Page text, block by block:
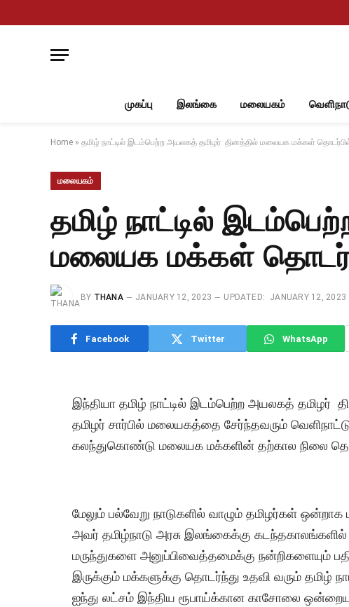
முகப்பு இலங்கை மலையகம்
Home » தமிழ் நாட்டில் இடம்பெற்ற அயலகத் தமிழர் தினத்தில் மலையக மக்கள் தொடர்பில்
மலையகம்
தமிழ் நாட்டில்
மலையக மக்கள்
BY THANA JANUARY 12, 2023 UPDATED: JANUARY 12, 2023
Facebook Twitter WhatsApp
இந்தியா தமிழ் நாட்டில் இடம்பெற்ற அயலகத்
தமிழர் சார்பில் மலையகத்தை சேர்ந்தவரும் வெளிநாட்டு
கலந்துகொண்டு மலையக மக்களின் தற்கால நிலை
மேலும் பல்வேறு நாடுகளில் வாழும் தமிழர்கள்
அவர் தமிழ்நாடு அரசு இலங்கைக்கு
மருந்துகளை அனுப்பிவைத்தமைக்கு நன்றிகளையும்
இருக்கும் மக்களுக்கு தொடர்ந்து உதவி வரும் தமிழ்
ஐந்து லட்சம் இந்திய ரூபாய்க்கான காசோலை